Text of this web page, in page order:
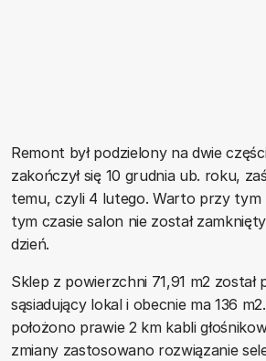
Remont był podzielony na dwie
zakończył się 10 grudnia ub. roku,
temu, czyli 4 lutego. Warto przy tym
tym czasie salon nie został
dzień.
Sklep z powierzchni 71,91 m2 został
sąsiadujący lokal i obecnie ma 136
położono prawie 2 km kabli
zmiany zastosowano rozwiązanie